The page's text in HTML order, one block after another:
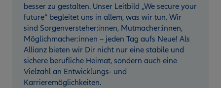
besser zu gestalten. Unser Leitbild „We secure your
future“ begleitet uns in allem, was wir tun. Wir
sind Sorgenversteher:innen, Mutmacher:innen,
Möglichmacher:innen – jeden Tag aufs Neue! Als
Allianz bieten wir Dir nicht nur eine stabile und
sichere berufliche Heimat, sondern auch eine
Vielzahl an Entwicklungs- und
Karrieremöglichkeiten.